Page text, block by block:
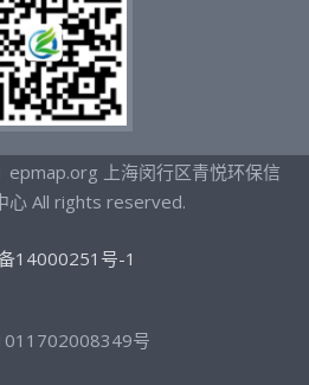
上海闵行区青悦环保信
心 All rights reserved.
14000251号-1
号